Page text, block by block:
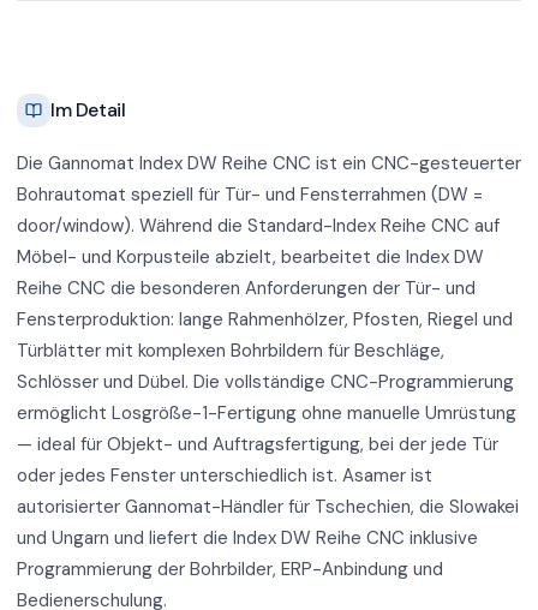
Im Detail
Die Gannomat Index DW Reihe CNC ist ein CNC-gesteuerter
Bohrautomat speziell für Tür- und Fensterrahmen (DW =
door/window). Während die Standard-Index Reihe CNC auf
Möbel- und Korpusteile abzielt, bearbeitet die Index DW
Reihe CNC die besonderen Anforderungen der Tür- und
Fensterproduktion: lange Rahmenhölzer, Pfosten, Riegel und
Türblätter mit komplexen Bohrbildern für Beschläge,
Schlösser und Dübel. Die vollständige CNC-Programmierung
ermöglicht Losgröße-1-Fertigung ohne manuelle Umrüstung
— ideal für Objekt- und Auftragsfertigung, bei der jede Tür
oder jedes Fenster unterschiedlich ist. Asamer ist
autorisierter Gannomat-Händler für Tschechien, die Slowakei
und Ungarn und liefert die Index DW Reihe CNC inklusive
Programmierung der Bohrbilder, ERP-Anbindung und
Bedienerschulung.